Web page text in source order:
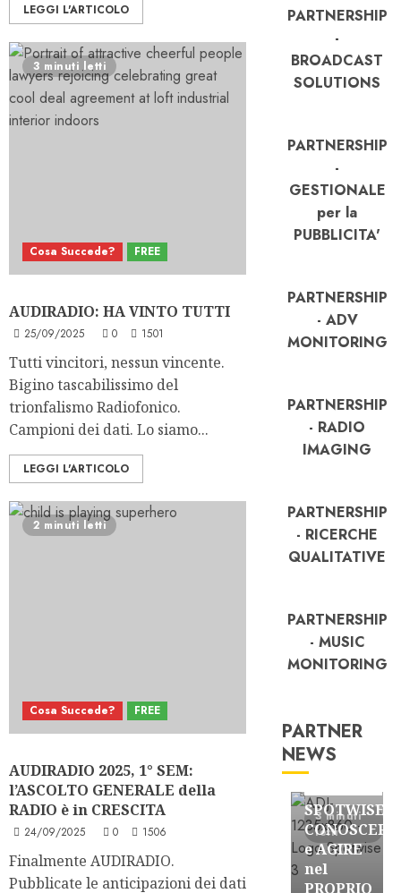
LEGGI L'ARTICOLO
3 minuti letti
Cosa Succede? FREE
AUDIRADIO: HA VINTO TUTTI
25/09/2025 0 1501
Tutti vincitori, nessun vincente.
Bigino tascabilissimo del
trionfalismo Radiofonico.
Campioni dei dati. Lo siamo...
LEGGI L'ARTICOLO
2 minuti letti
Cosa Succede? FREE
AUDIRADIO 2025, 1° SEM:
l’ASCOLTO GENERALE della
RADIO è in CRESCITA
24/09/2025 0 1506
Finalmente AUDIRADIO.
Pubblicate le anticipazioni dei dati
PARTNERSHIP
-
BROADCAST
SOLUTIONS
PARTNERSHIP
-
GESTIONALE
per la
PUBBLICITA'
PARTNERSHIP
- ADV
MONITORING
PARTNERSHIP
- RADIO
IMAGING
PARTNERSHIP
- RICERCHE
QUALITATIVE
PARTNERSHIP
- MUSIC
MONITORING
PARTNER
NEWS
3 minuti
letti
FREE
SPOTWISE:
CONOSCERE
e AGIRE
nel
PROPRIO